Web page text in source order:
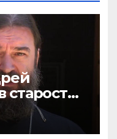
старости